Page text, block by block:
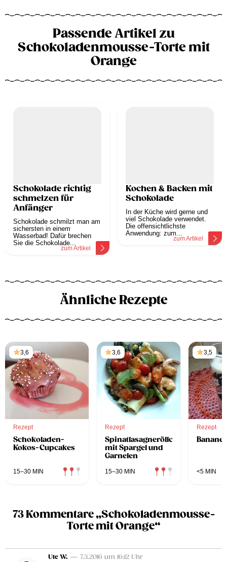
Passende Artikel zu
Schokoladenmousse-Torte mit
Orange
Schokolade richtig
schmelzen für
Anfänger
Schokolade schmilzt man am
sichersten in einem
Wasserbad! Dafür brechen
Sie die Schokolade...
zum Artikel
Kochen & Backen mit
Schokolade
In der Küche wird gerne und
viel Schokolade verwendet.
Die offensichtlichste
Anwendung: zum...
zum Artikel
Ähnliche Rezepte
3,6
Rezept
Schokoladen-
Kokos-Cupcakes
15–30 MIN
3,6
Rezept
Spinatlasagneröllchen
mit Spargel und
Garnelen
15–30 MIN
3,5
Rezept
<5 MIN
73 Kommentare „Schokoladenmousse-
Torte mit Orange“
Ute W. — 7.3.2016 um 16:12 Uhr